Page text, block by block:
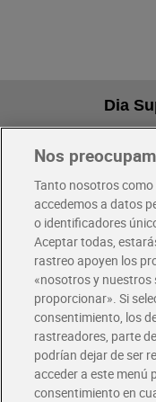
Dia
Pide hoy, recibe hoy
Envío gratis por
Envío estandar por
Glovo y Uber Eats
Solicita tu factura de
Únete al CLUB Dia
Disfruta las ventajas y
Descárgate la APP Dia
Nos
Tanto nosotros
accedemos a datos
o identificadores
Aceptar todas,
rastreo apoyen los
«nosotros y
proporcionar». Si
consentimiento, los
rastreadores, parte
podrían dejar de ser
acceder a este menú
consentimiento en